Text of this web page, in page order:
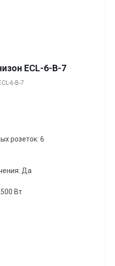
ECL-6-B-7
6-B-7
розеток: 6
Да
Вт